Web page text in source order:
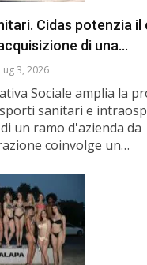
Cidas potenzia
di una…
Lug 3, 2026
Sociale amplia la
sanitari e
un ramo d'azienda da
coinvolge un…